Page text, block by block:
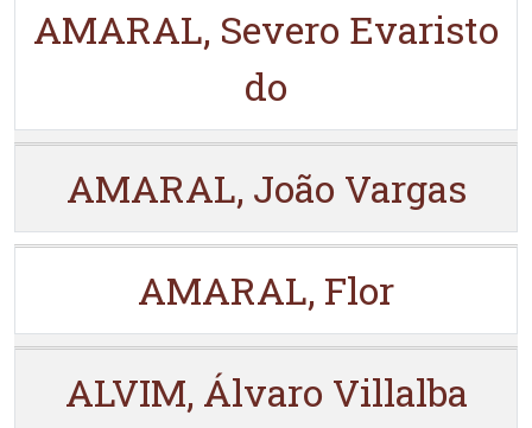
AMARAL, Severo Evaristo
do
AMARAL, João Vargas
AMARAL, Flor
ALVIM, Álvaro Villalba